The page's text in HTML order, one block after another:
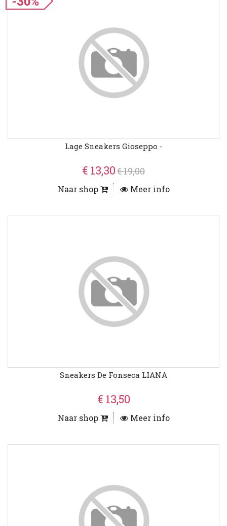
Lage Sneakers Gioseppo -
€ 13,30€ 19,00
Naar shop Meer info
Sneakers De Fonseca LIANA
€ 13,50
Naar shop Meer info